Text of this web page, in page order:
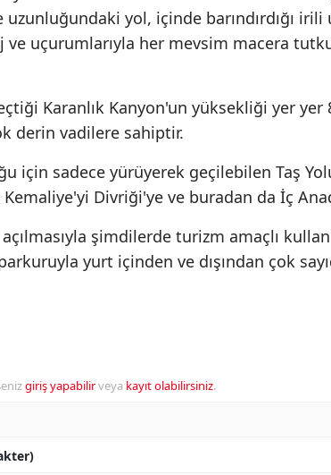
yol, içinde barındırdığı irili
ve uçurumlarıyla her mevsim macera
Karanlık Kanyon'un yüksekliği yer yer
derin vadilere sahiptir.
için sadece yürüyerek geçilebilen Taş
Divriği'ye ve buradan da İç
şimdilerde turizm amaçlı
yurt içinden ve dışından çok
giriş yapabilirveya kayıt olabilirsiniz.